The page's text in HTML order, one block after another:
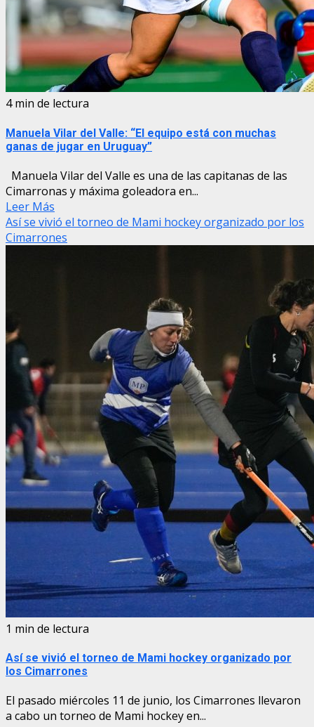
4 min de lectura
Manuela Vilar del Valle: “El equipo está con muchas
ganas de jugar en Uruguay”
Manuela Vilar del Valle es una de las capitanas de las
Cimarronas y máxima goleadora en...
Leer Más
Así se vivió el torneo de Mami hockey organizado por los
Cimarrones
1 min de lectura
Así se vivió el torneo de Mami hockey organizado por
los Cimarrones
El pasado miércoles 11 de junio, los Cimarrones llevaron
a cabo un torneo de Mami hockey en...